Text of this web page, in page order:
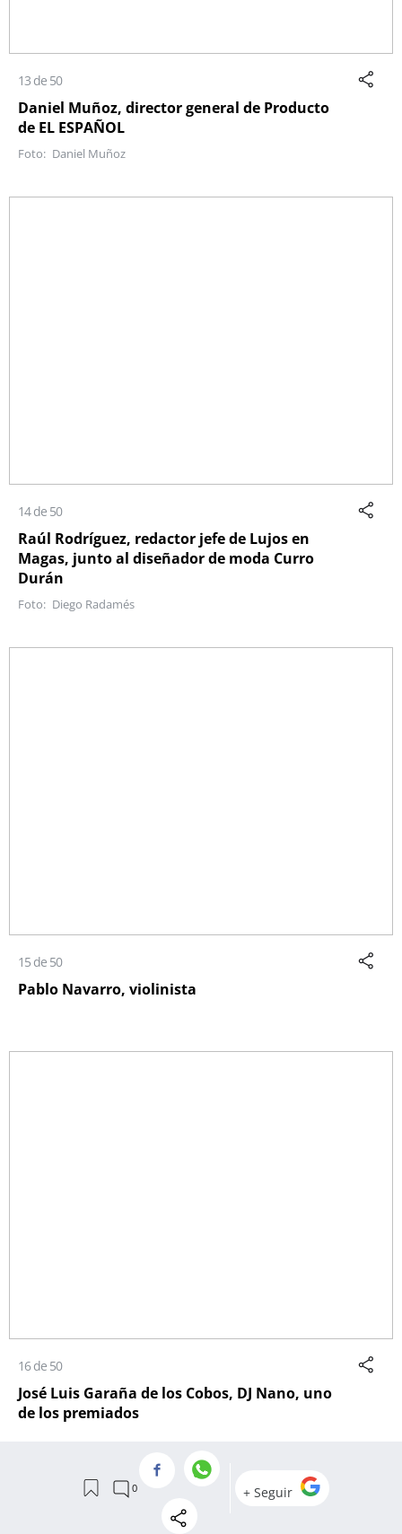
13 de 50
Daniel Muñoz, director general de Producto
de EL ESPAÑOL
Daniel Muñoz
14 de 50
Raúl Rodríguez, redactor jefe de Lujos en
Magas, junto al diseñador de moda Curro
Durán
Diego Radamés
15 de 50
Pablo Navarro, violinista
16 de 50
José Luis Garaña de los Cobos, DJ Nano, uno
de los premiados